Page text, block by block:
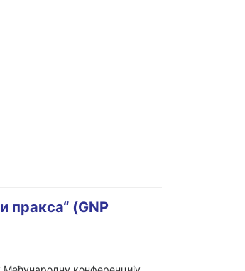
пракса“ (GNP